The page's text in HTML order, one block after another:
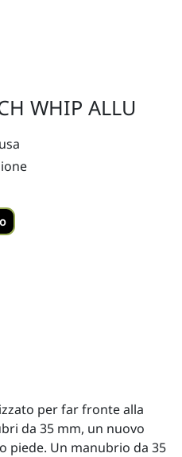
WHIP ALLU
per far fronte alla
da 35 mm, un nuovo
piede. Un manubrio da 35